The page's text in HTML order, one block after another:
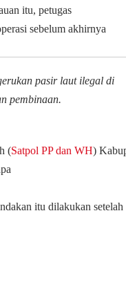
itu, petugas
sebelum akhirnya
pasir laut ilegal di
pembinaan.
(Satpol PP dan WH)
itu dilakukan setelah